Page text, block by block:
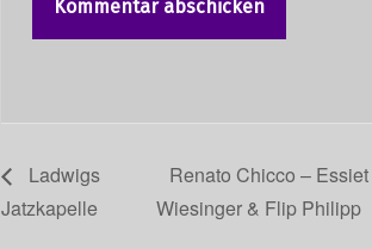
Ladwigs
Jatzkapelle
Renato Chicco –
Wiesinger & Flip Philipp